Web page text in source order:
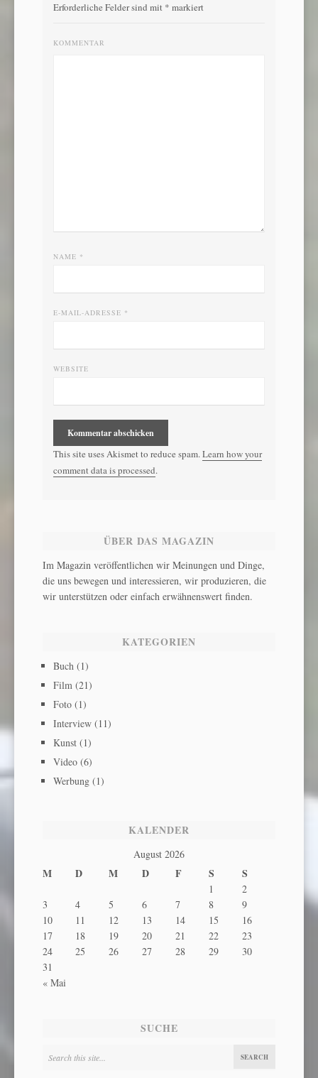
Erforderliche Felder sind mit * markiert
KOMMENTAR
NAME *
E-MAIL-ADRESSE *
WEBSITE
This site uses Akismet to reduce spam.Learn how your
comment data is processed.
ÜBER DAS MAGAZIN
Im Magazin veröffentlichen wir Meinungen und Dinge,
die uns bewegen und interessieren, wir produzieren, die
wir unterstützen oder einfach erwähnenswert finden.
KATEGORIEN
Buch (1)
Film (21)
Foto (1)
Interview (11)
Kunst (1)
Video (6)
Werbung (1)
KALENDER
August 2026
M D M D F S S
« Mai
1
2
3
4 5 6 7 8
9
10
11 12 13 14 15
16
17
18 19 20 21 22
23
24
25 26 27 28 29
30
31
SUCHE